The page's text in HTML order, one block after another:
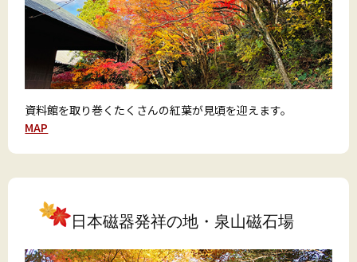
資料館を取り巻くたくさんの紅葉が見頃を迎えます。
MAP
日本磁器発祥の地・泉山磁石場